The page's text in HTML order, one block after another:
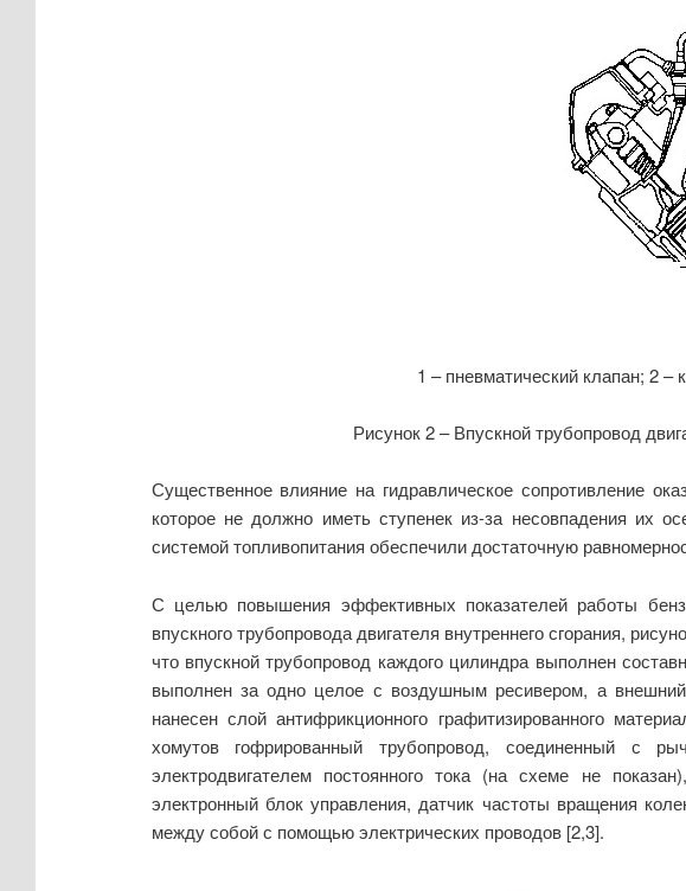
1 – пневматический клапан; 2 –
Рисунок 2 – Впускной трубопровод
Существенное влияние на гидравлическое со­противление
которое не должно иметь ступенек из-за несовпаде­ния их
системой топливопитания обеспечили доста­точную
С целью повышения эффективных показателей работы
впускного трубопровода двигателя внутреннего сгорания,
что впускной трубопровод каждого цилиндра выполнен
выполнен за одно целое с воздушным ресивером, а внешний
нанесен слой антифрикционного графитизированного
хомутов гофрированный трубопровод, соединенный с
электродвигателем постоянного тока (на схеме не
электронный блок управления, датчик частоты вращения
между собой с помощью электрических проводов [2,3].